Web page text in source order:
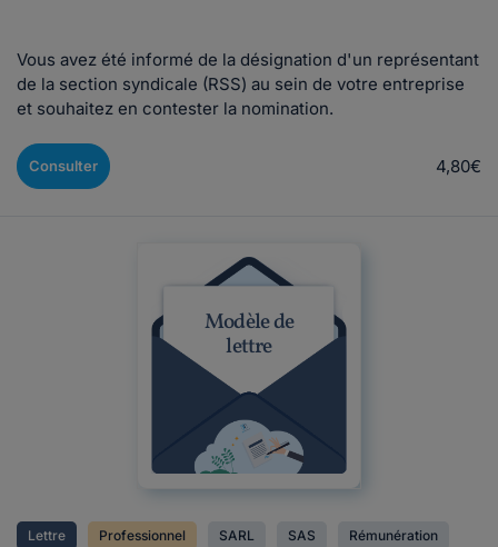
Vous avez été informé de la désignation d'un représentant
de la section syndicale (RSS) au sein de votre entreprise
et souhaitez en contester la nomination.
Consulter 4,80€
Modèle de
lettre
Lettre Professionnel SARL SAS Rémunération